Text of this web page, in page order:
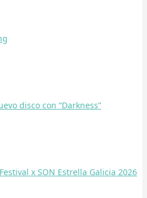
disco con “Darkness”
x SON Estrella Galicia 2026